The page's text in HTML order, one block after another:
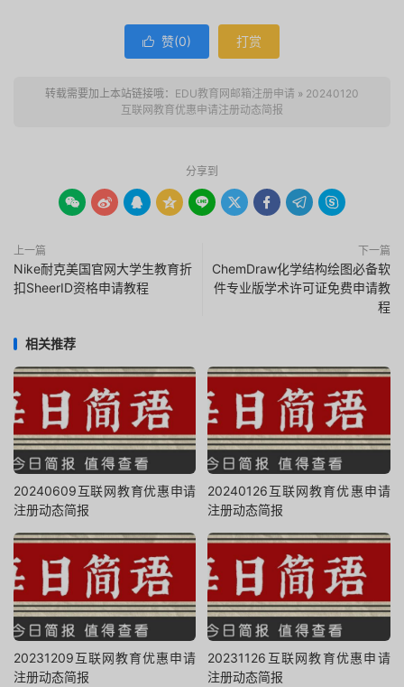
 赞(0) 打赏
转载需要加上本站链接哦： EDU教育网邮箱注册申请 » 20240120
互联网教育优惠申请注册动态简报
分享到
        
上一篇
Nike耐克美国官网大学生教育折
扣SheerID资格申请教程
下一篇
ChemDraw化学结构绘图必备软
件专业版学术许可证免费申请教
程
相关推荐
20240609互联网教育优惠申请
注册动态简报
20240126互联网教育优惠申请
注册动态简报
20231209互联网教育优惠申请
注册动态简报
20231126互联网教育优惠申请
注册动态简报